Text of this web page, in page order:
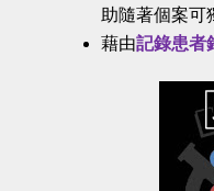
助隨著個案可
藉由記錄患者